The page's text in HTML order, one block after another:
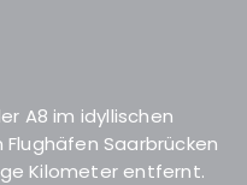
A8 im idyllischen
Saarbrücken
Kilometer entfernt.